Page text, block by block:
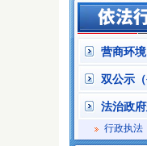
营商环境
双公示（
法治政
行政执法